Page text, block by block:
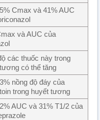
Cmax và 41% AUC
và AUC của
các thuốc này trong
có thể tăng
nồng độ đáy của
trong huyết tương
AUC và 31% T1/2 của